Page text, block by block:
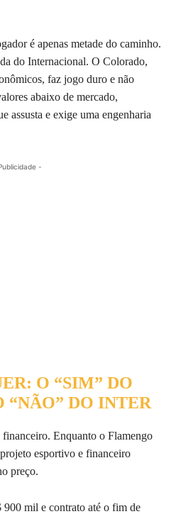
é apenas metade do caminho.
do Internacional. O Colorado,
faz jogo duro e não
abaixo de mercado,
assusta e exige uma engenharia
-
O “SIM” DO
“NÃO” DO INTER
financeiro. Enquanto o Flamengo
esportivo e financeiro
preço.
900 mil e contrato até o fim de